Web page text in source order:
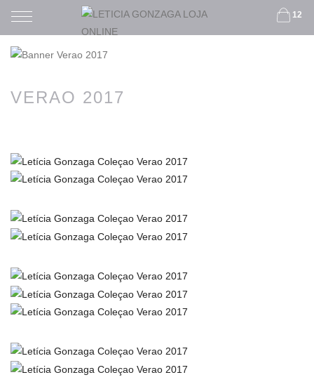
12
VERAO 2017